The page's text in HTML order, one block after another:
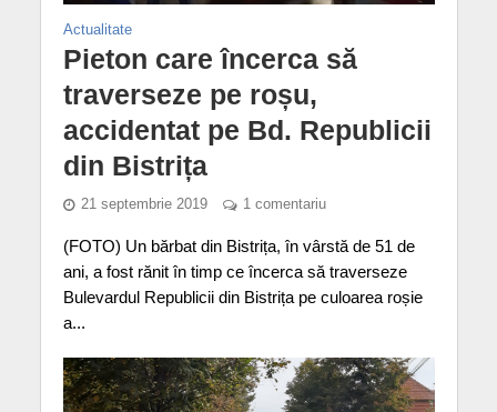
Actualitate
Pieton care încerca să
traverseze pe roșu,
accidentat pe Bd. Republicii
din Bistrița
21 septembrie 2019 1 comentariu
(FOTO) Un bărbat din Bistrița, în vârstă de 51 de
ani, a fost rănit în timp ce încerca să traverseze
Bulevardul Republicii din Bistrița pe culoarea roșie
a...